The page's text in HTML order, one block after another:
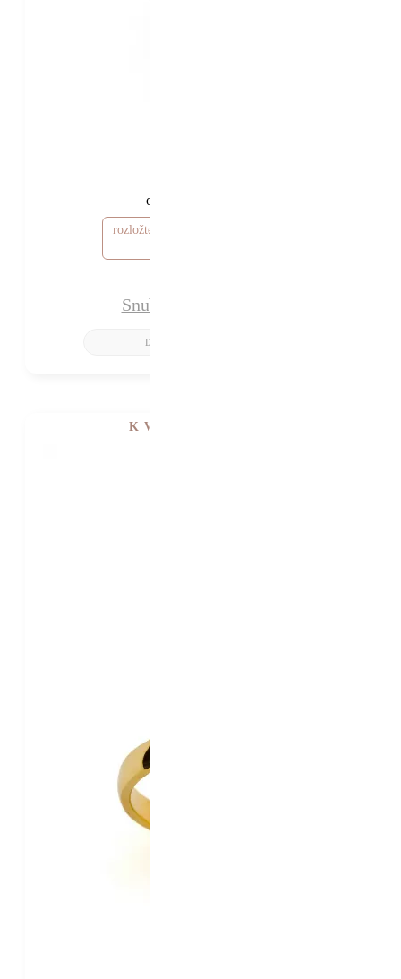
od
rozložte si cenu od 607 Kč / měsíc
Snubní prsten Ottawa
K VIDĚNÍ V SHOWROOMU